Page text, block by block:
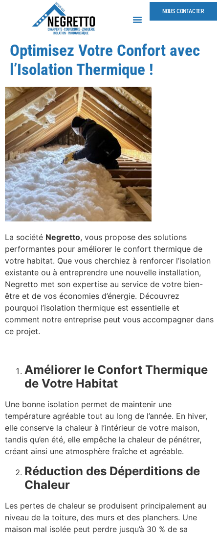
NOUS CONTACTER
Optimisez Votre Confort avec
l’Isolation Thermique !
La société Negretto, vous propose des solutions
performantes pour améliorer le confort thermique de
votre habitat. Que vous cherchiez à renforcer l’isolation
existante ou à entreprendre une nouvelle installation,
Negretto met son expertise au service de votre bien-
être et de vos économies d’énergie. Découvrez
pourquoi l’isolation thermique est essentielle et
comment notre entreprise peut vous accompagner dans
ce projet.
Améliorer le Confort Thermique
de Votre Habitat
Une bonne isolation permet de maintenir une
température agréable tout au long de l’année. En hiver,
elle conserve la chaleur à l’intérieur de votre maison,
tandis qu’en été, elle empêche la chaleur de pénétrer,
créant ainsi une atmosphère fraîche et agréable.
Réduction des Déperditions de
Chaleur
Les pertes de chaleur se produisent principalement au
niveau de la toiture, des murs et des planchers. Une
maison mal isolée peut perdre jusqu’à 30 % de sa